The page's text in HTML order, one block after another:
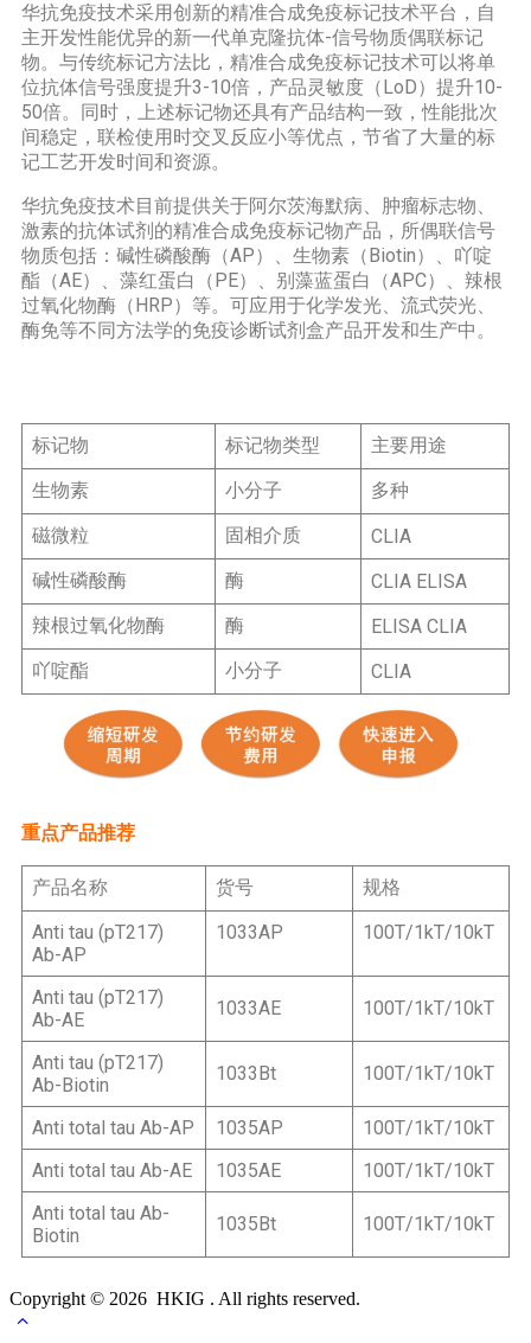
华抗免疫技术采用创新的精准合成免疫标记技术平台，自
主开发性能优异的新一代单克隆抗体-信号物质偶联标记
物。与传统标记方法比，精准合成免疫标记技术可以将单
位抗体信号强度提升3-10倍，产品灵敏度（LoD）提升10-
50倍。同时，上述标记物还具有产品结构一致，性能批次
间稳定，联检使用时交叉反应小等优点，节省了大量的标
记工艺开发时间和资源。
华抗免疫技术目前提供关于阿尔茨海默病、肿瘤标志物、
激素的抗体试剂的精准合成免疫标记物产品，所偶联信号
物质包括：碱性磷酸酶（AP）、生物素（Biotin）、吖啶
酯（AE）、藻红蛋白（PE）、别藻蓝蛋白（APC）、辣根
过氧化物酶（HRP）等。可应用于化学发光、流式荧光、
酶免等不同方法学的免疫诊断试剂盒产品开发和生产中。
标记物 标记物类型
主要用途
生物素
小分子
多种
磁微粒
固相介质
CLIA
碱性磷酸酶
酶
CLIA ELISA
辣根过氧化物酶
酶
ELISA CLIA
吖啶酯
小分子 CLIA
重点产品推荐
产品名称 货号
规格
Anti tau (pT217)
Ab-AP
1033AP 100T/1kT/10kT
Anti tau (pT217)
Ab-AE
1033AE 100T/1kT/10kT
Anti tau (pT217)
Ab-Biotin
1033Bt 100T/1kT/10kT
Anti total tau Ab-AP 1035AP
100T/1kT/10kT
Anti total tau Ab-AE
1035AE
100T/1kT/10kT
Anti total tau Ab-
Biotin
1035Bt 100T/1kT/10kT
Copyright © 2026 HKIG . All rights reserved.